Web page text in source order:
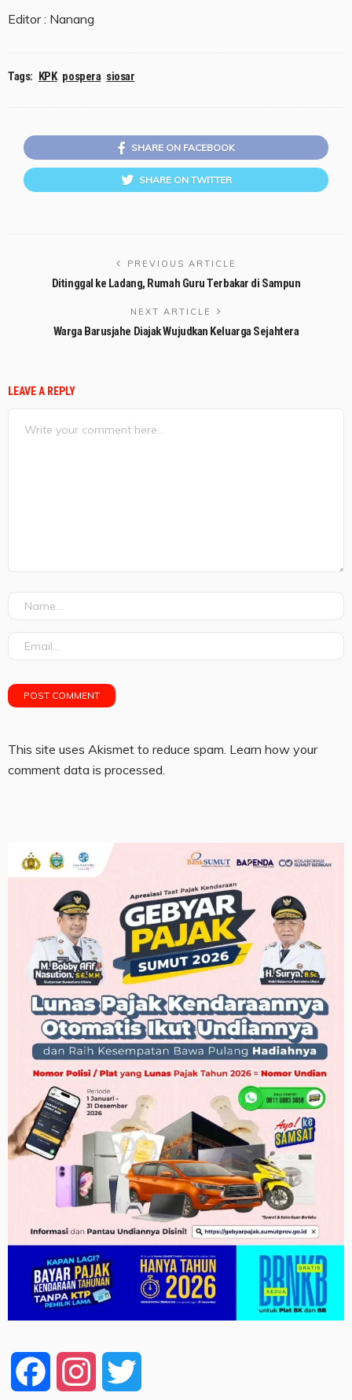
Editor : Nanang
Tags: KPK pospera siosar
SHARE ON FACEBOOK
SHARE ON TWITTER
PREVIOUS ARTICLE
Ditinggal ke Ladang, Rumah Guru Terbakar di Sampun
NEXT ARTICLE
Warga Barusjahe Diajak Wujudkan Keluarga Sejahtera
LEAVE A REPLY
This site uses Akismet to reduce spam. Learn how your
comment data is processed.
Facebook Instagram